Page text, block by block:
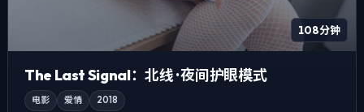
108分钟
The Last Signal：北线 · 夜间护眼模式
电影 爱情 2018